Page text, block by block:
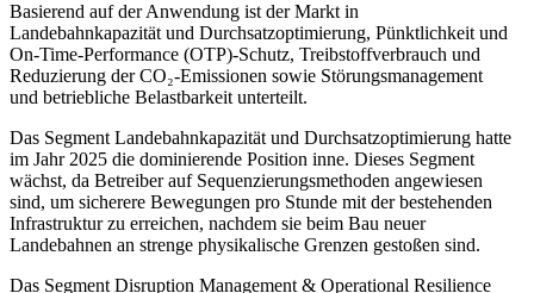
Basierend auf der Anwendung ist der Markt in
Landebahnkapazität und Durchsatzoptimierung, Pünktlichkeit und
On-Time-Performance (OTP)-Schutz, Treibstoffverbrauch und
Reduzierung der CO₂-Emissionen sowie Störungsmanagement
und betriebliche Belastbarkeit unterteilt.
Das Segment Landebahnkapazität und Durchsatzoptimierung hatte
im Jahr 2025 die dominierende Position inne. Dieses Segment
wächst, da Betreiber auf Sequenzierungsmethoden angewiesen
sind, um sicherere Bewegungen pro Stunde mit der bestehenden
Infrastruktur zu erreichen, nachdem sie beim Bau neuer
Landebahnen an strenge physikalische Grenzen gestoßen sind.
Das Segment Disruption Management & Operational Resilience